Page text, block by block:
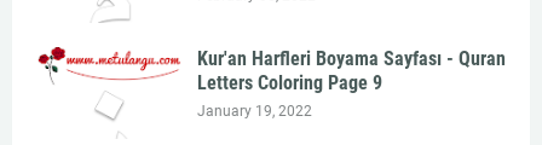
Kur'an Harfleri Boyama Sayfası - Quran
Letters Coloring Page 9
January 19, 2022